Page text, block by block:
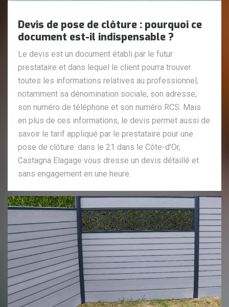
Devis de pose de clôture : pourquoi ce
document est-il indispensable ?
Le devis est un document établi par le futur
prestataire et dans lequel le client pourra trouver
toutes les informations relatives au professionnel,
notamment sa dénomination sociale, son adresse,
son numéro de téléphone et son numéro RCS. Mais
en plus de ces informations, le devis permet aussi de
savoir le tarif appliqué par le prestataire pour une
pose de clôture. dans le 21 dans le Côte-d'Or,
Castagna Elagage vous dresse un devis détaillé et
sans engagement en une heure.